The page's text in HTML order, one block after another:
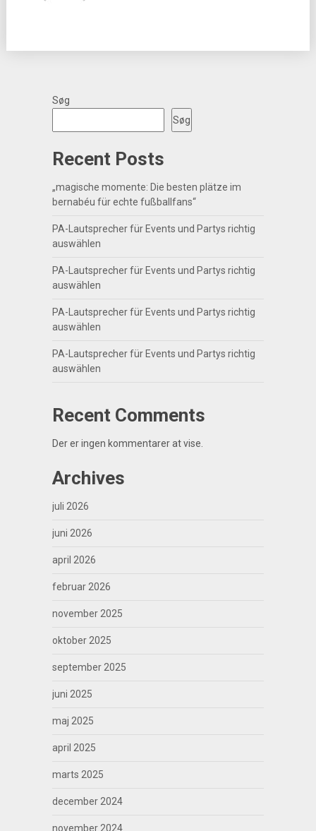
Søg
Søg
Recent Posts
„magische momente: Die besten plätze im
bernabéu für echte fußballfans“
PA-Lautsprecher für Events und Partys richtig
auswählen
PA-Lautsprecher für Events und Partys richtig
auswählen
PA-Lautsprecher für Events und Partys richtig
auswählen
PA-Lautsprecher für Events und Partys richtig
auswählen
Recent Comments
Der er ingen kommentarer at vise.
Archives
juli 2026
juni 2026
april 2026
februar 2026
november 2025
oktober 2025
september 2025
juni 2025
maj 2025
april 2025
marts 2025
december 2024
november 2024